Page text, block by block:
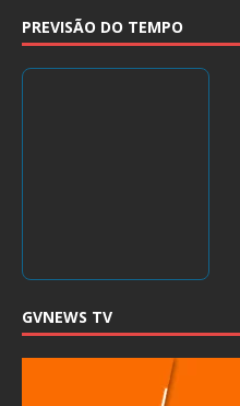
PREVISÃO DO TEMPO
GVNEWS TV